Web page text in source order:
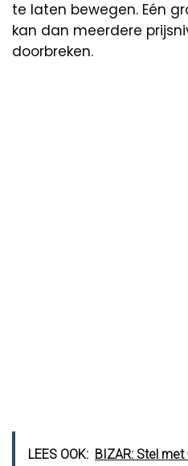
te laten bewegen. Eén
kan dan meerdere
doorbreken.
LEES OOK: BIZAR: Stel